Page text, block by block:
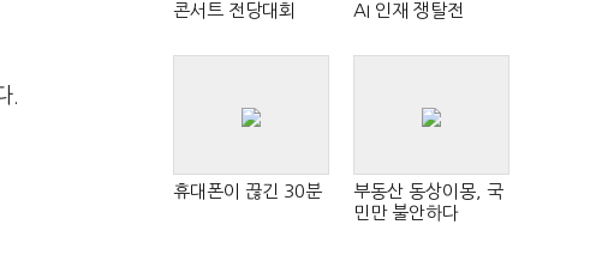
.
콘서트 전당대회 AI 인재 쟁탈전
휴대폰이 끊긴 30분
부동산 동상이몽, 국
민만 불안하다